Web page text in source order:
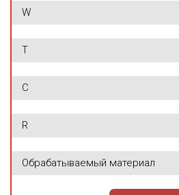
W
T
C
R
Обрабатываемый материал